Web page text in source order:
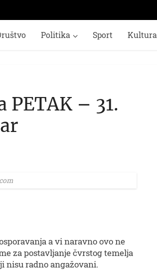
Politika Sport Kultura
– 31.
a vi naravno ovo ne
za postavljanje čvrstog temelja
nisu radno angažovani.